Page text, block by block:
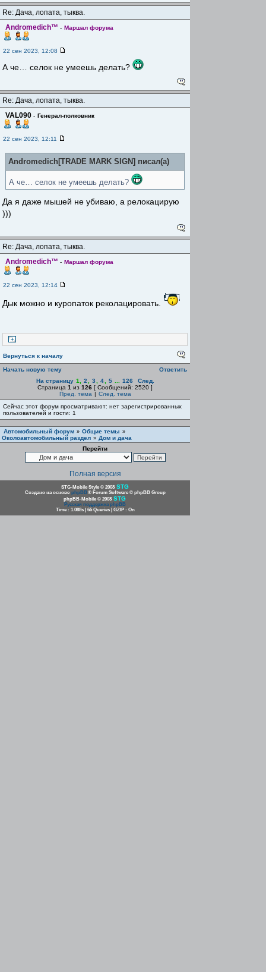
Re: Дача, лопата, тыква.
Andromedich™ - Маршал форума
22 сен 2023, 12:08
А че… селок не умеешь делать?
Re: Дача, лопата, тыква.
VAL090 - Генерал-полковник
22 сен 2023, 12:11
Andromedich[TRADE MARK SIGN] писал(а)
А че… селок не умеешь делать?
Да я даже мышей не убиваю, а релокацирую
)))
Re: Дача, лопата, тыква.
Andromedich™ - Маршал форума
22 сен 2023, 12:14
Дык можно и куропаток реколацировать.
Вернуться к началу
Начать новую тему
Ответить
На страницу 1 2 3 4 5 126
След.
Страница 1 из 126 [ Сообщений: 2520 ]
Пред. тема | След. тема
Сейчас этот форум просматривают: нет зарегистрированных
пользователей и гости: 1
Автомобильный форум » Общие темы »
Околоавтомобильный раздел » Дом и дача
Перейти
Полная версия
STG-Mobile Style © 2008 STG
Создано на основе phpBB® Forum Software © phpBB Group
phpBB-Mobile © 2008 STG
Русская поддержка phpBB
Time : 1.088s | 65 Queries | GZIP : On